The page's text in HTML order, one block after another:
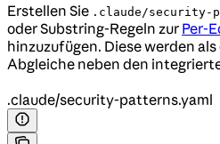
Erstellen Sie .claude/security-
oder Substring-Regeln zur Per-
hinzuzufügen. Diese werden
Abgleiche neben den
.claude/security-patterns.yaml